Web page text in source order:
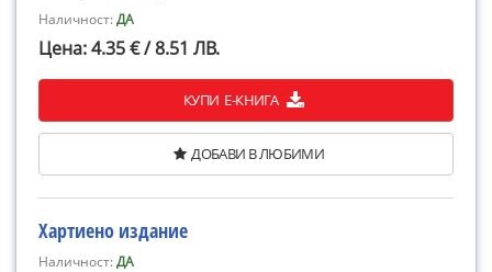
Наличност:ДА
Цена: 4.35 € / 8.51 ЛВ.
КУПИ Е-КНИГА
ДОБАВИ В ЛЮБИМИ
Хартиено издание
Наличност:ДА